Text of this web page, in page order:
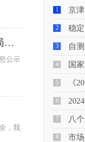
2批次不符合规定的特级回茬老姜等食品生产销售企业被南京市雨花台区市场监管局公示！
1 京津冀
2 稳定
3 自测
4 国家食
5 《
6
7 八个
8 市场监